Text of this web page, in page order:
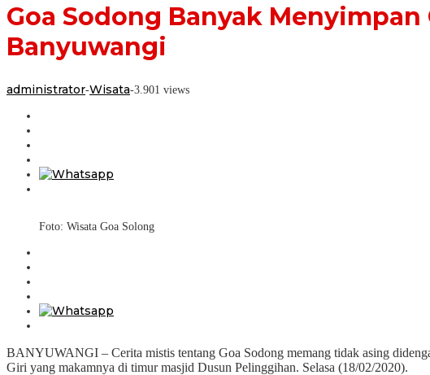
Goa Sodong Banyak
Banyuwangi
administrator-Wisata-3.901 views
Foto: Wisata Goa Solong
BANYUWANGI – Cerita mistis tentang Goa Sodong memang tidak asing
Giri yang makamnya di timur masjid Dusun Pelinggihan. Selasa (18/02/2020).